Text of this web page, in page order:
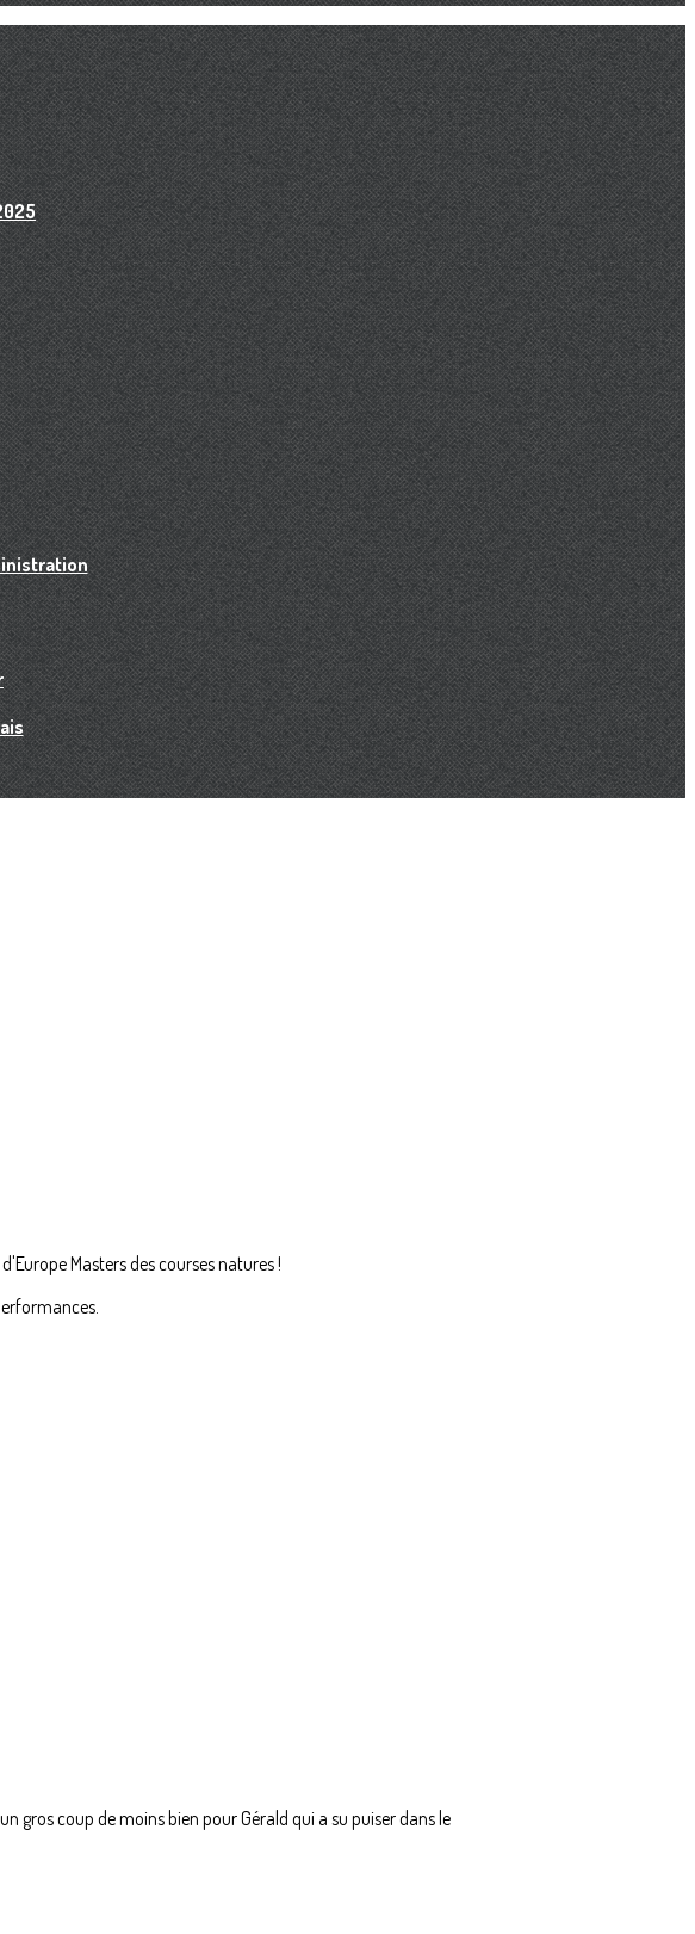
Masters des courses natures !
gros coup de moins bien pour Gérald qui a su puiser dans le